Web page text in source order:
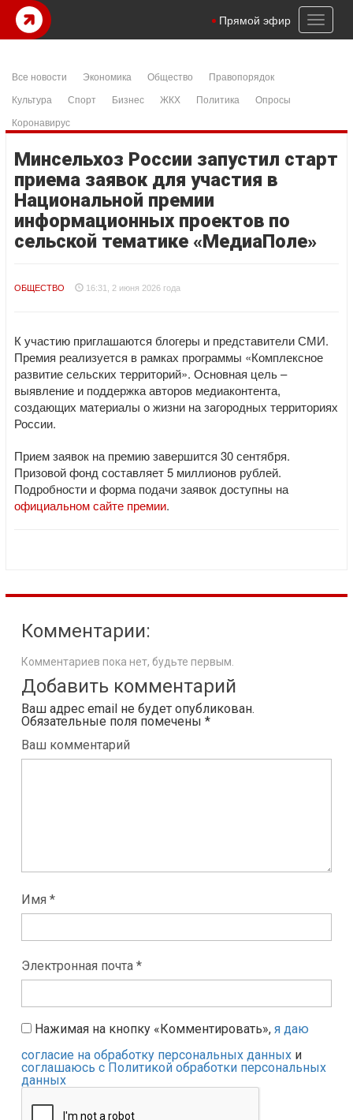
Toggle
Прямой эфир
Все новости Экономика Общество
Правопорядок
Культура
Спорт Бизнес ЖКХ Политика
Опросы
Коронавирус
Минсельхоз России запустил старт
приема заявок для участия в
Национальной премии
информационных проектов по
сельской тематике «МедиаПоле»
ОБЩЕСТВО 16:31, 2 июня 2026 года
К участию приглашаются блогеры и представители СМИ.
Премия реализуется в рамках программы «Комплексное
развитие сельских территорий». Основная цель –
выявление и поддержка авторов медиаконтента,
создающих материалы о жизни на загородных территориях
России.
Прием заявок на премию завершится 30 сентября.
Призовой фонд составляет 5 миллионов рублей.
Подробности и форма подачи заявок доступны на
официальном сайте премии.
Комментарии:
Комментариев пока нет, будьте первым.
Добавить комментарий
Ваш адрес email не будет опубликован.
Обязательные поля помечены *
Ваш комментарий
Имя *
Электронная почта *
Нажимая на кнопку «Комментировать», я даю
согласие на обработку персональных данных и
соглашаюсь с Политикой обработки персональных
данных